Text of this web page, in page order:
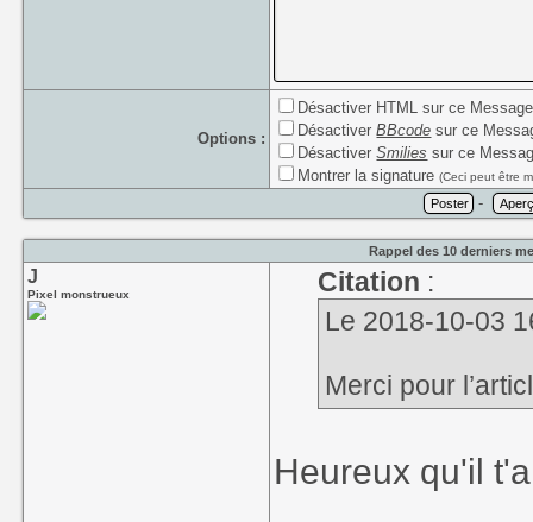
Options :
Désactiver HTML sur ce Message
DésactiverBBcode sur ce
DésactiverSmilies sur ce
Montrer la signature(Ceci peut être
-
Rappel des 10 derniers
J
Pixel monstrueux Citation :
Le 2018-10-03
Merci pour
Heureux qu'il